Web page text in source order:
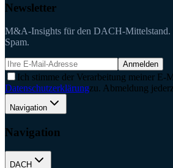
Newsletter
M&A-Insights für den DACH-Mittelstand.
Spam.
Anmelden
Ich stimme der Verarbeitung meiner E-
Datenschutzerklärungzu. Abmeldung
Navigation
Navigation
DACH